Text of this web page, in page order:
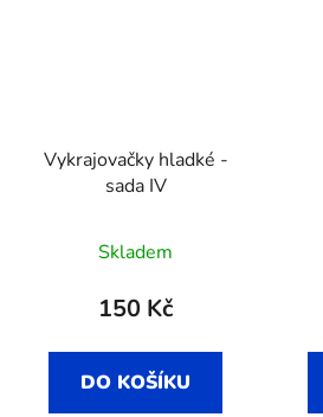
Vykrajovačky hladké -
sada IV
Skladem
150 Kč
DO KOŠÍKU